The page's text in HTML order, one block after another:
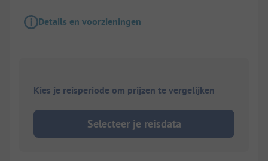
Details en voorzieningen
Kies je reisperiode om prijzen te vergelijken
Selecteer je reisdata